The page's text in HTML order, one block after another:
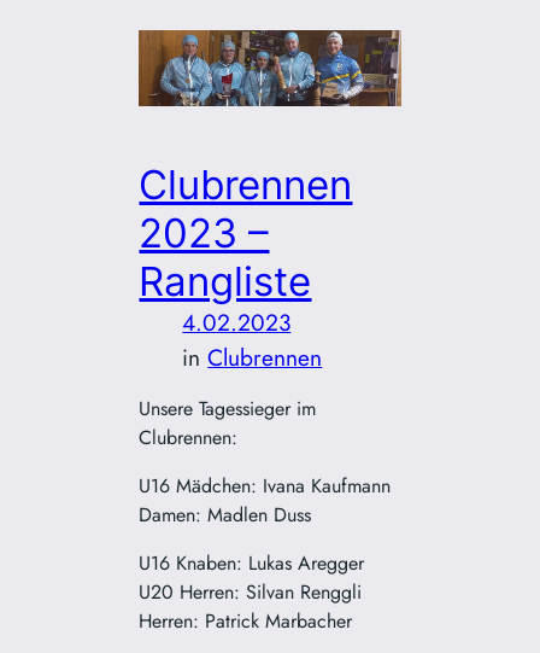
Clubrennen
2023 –
Rangliste
4.02.2023
inClubrennen
Unsere Tagessieger im
Clubrennen:
U16 Mädchen: Ivana Kaufmann
Damen: Madlen Duss
U16 Knaben: Lukas Aregger
U20 Herren: Silvan Renggli
Herren: Patrick Marbacher